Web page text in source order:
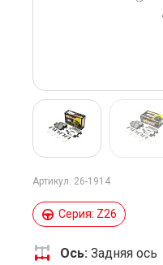
Артикул: 26-1914
Серия: Z26
Ось: Задняя ось